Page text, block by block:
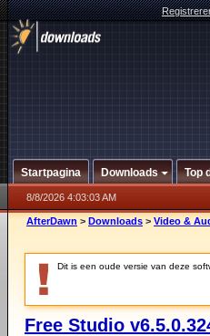
Startpagina Downloads Top
8/8/2026 4:03:03 AM
AfterDawn > Downloads > Video &
Dit is een oude versie van deze
Free Studio